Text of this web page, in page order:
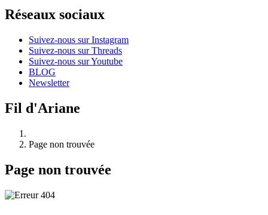
Réseaux sociaux
Suivez-nous sur Instagram
Suivez-nous sur Threads
Suivez-nous sur Youtube
BLOG
Newsletter
Fil d'Ariane
Page non trouvée
Page non trouvée